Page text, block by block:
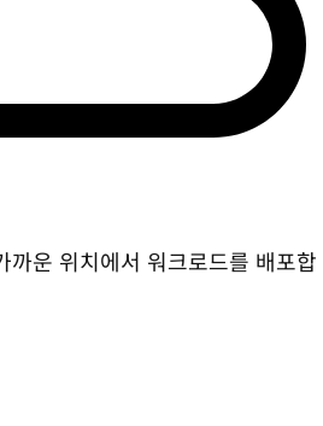
까운 위치에서 워크로드를 배포합